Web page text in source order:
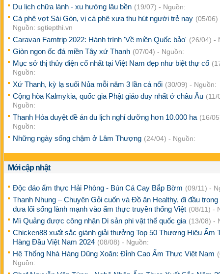
Du lịch chữa lành - xu hướng lâu bền (19/07) - Nguồn:
Cà phê vợt Sài Gòn, vị cà phê xưa thu hút người trẻ nay (05/06)
Nguồn: sgtiepthi.vn
Caravan Famtrip 2022: Hành trình 'Về miền Quốc bảo' (26/04) -
Giòn ngon ốc đá miền Tây xứ Thanh (07/04) - Nguồn:
Mục sở thị thủy điện cổ nhất tại Việt Nam đẹp như biệt thự cổ
Nguồn:
Xứ Thanh, kỳ lạ suối Nủa mỗi năm 3 lần cá nổi (30/09) - Nguồn:
Cộng hòa Kalmykia, quốc gia Phật giáo duy nhất ở châu Âu (11/
Nguồn:
Thanh Hóa duyệt đề án du lịch nghỉ dưỡng hơn 10.000 ha (16/
Nguồn:
Những ngày sống chậm ở Lâm Thượng (24/04) - Nguồn:
Mới cập nhật
Độc đáo ẩm thực Hải Phòng - Bún Cá Cay Bắp Bờm (09/11) -
Thanh Nhung – Chuyên Gỏi cuốn và Đồ ăn Healthy, đi đầu trong
đưa lối sống lành mạnh vào ẩm thực truyền thống Việt (08/11) -
Mì Quảng được công nhận Di sản phi vật thể quốc gia (13/08) -
Chicken88 xuất sắc giành giải thưởng Top 50 Thương Hiệu Ẩm
Hàng Đầu Việt Nam 2024 (08/08) - Nguồn:
Hệ Thống Nhà Hàng Dũng Xoăn: Đỉnh Cao Ẩm Thực Việt Nam
Nguồn: